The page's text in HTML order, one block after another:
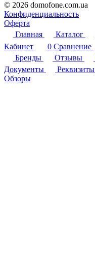
© 2026 domofone.com.ua
Конфиденциальность
Оферта
Главная
Каталог
Кабинет
0 Сравнение
Бренды
Отзывы
Документы
Реквизиты
Обзоры